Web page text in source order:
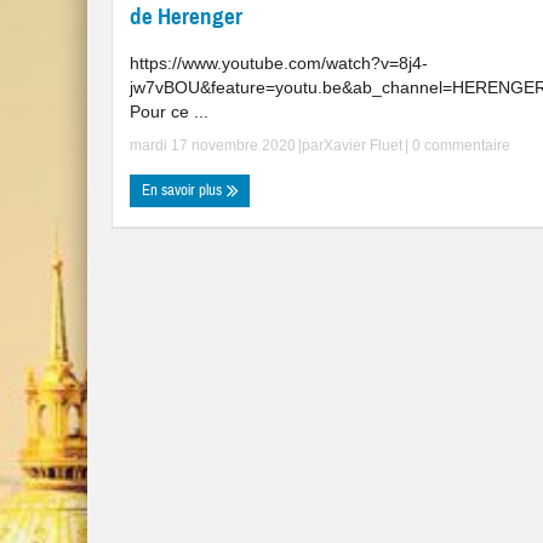
de Herenger
https://www.youtube.com/watch?v=8j4-
Pour ce ...
mardi 17 novembre 2020 |parXavier Fluet 0 commentaire
En savoir plus